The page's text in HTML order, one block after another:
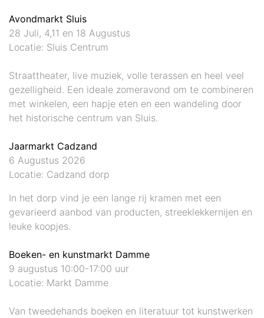
Avondmarkt Sluis
28 Juli, 4,11 en 18 Augustus
Locatie: Sluis Centrum
Straattheater, live muziek, volle terassen en heel veel
gezelligheid. Een ideale zomeravond om te combineren
met winkelen, een hapje eten en een wandeling door
het historische centrum van Sluis.
Jaarmarkt Cadzand
6 Augustus 2026
Locatie: Cadzand dorp
In het dorp vind je een lange rij kramen met een
gevarieerd aanbod van producten, streeklekkernijen en
leuke koopjes.
Boeken- en kunstmarkt Damme
9 augustus 10:00-17:00 uur
Locatie: Markt Damme
Van tweedehands boeken en literatuur tot kunstwerken